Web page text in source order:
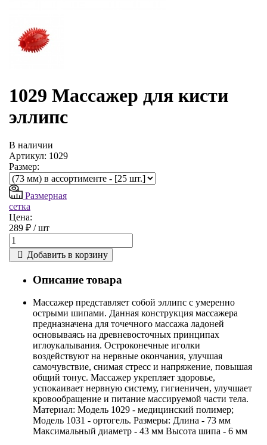
1029 Массажер для кисти
эллипс
В наличии
Артикул: 1029
Размер:
Размерная
сетка
Цена:
289 ₽ /шт
Добавить в корзину
Описание товара
Массажер представляет собой эллипс с умеренно
острыми шипами. Данная конструкция массажера
предназначена для точечного массажа ладоней
основываясь на древневосточных принципах
иглоукалывания. Остроконечные иголки
воздействуют на нервные окончания, улучшая
самочувствие, снимая стресс и напряжение, повышая
общий тонус. Массажер укрепляет здоровье,
успокаивает нервную систему, гигиеничен, улучшает
кровообращение и питание массируемой части тела.
Материал: Модель 1029 - медицинский полимер;
Модель 1031 - ортогель. Размеры: Длина - 73 мм
Максимальный диаметр - 43 мм Высота шипа - 6 мм